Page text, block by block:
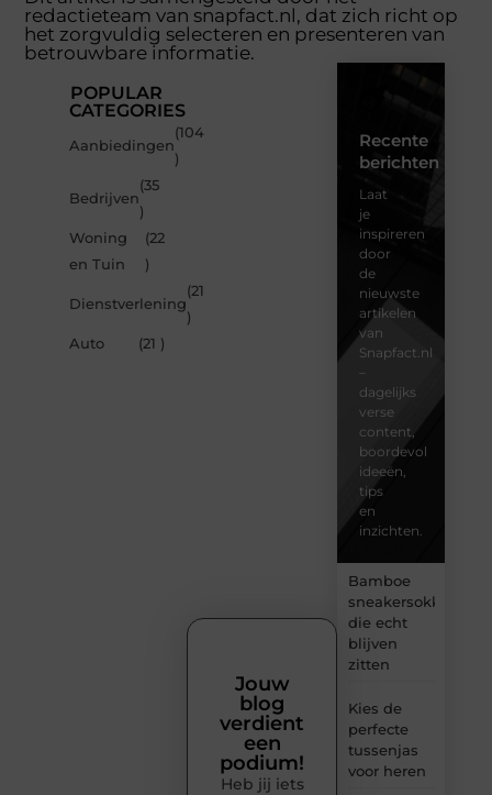
redactieteam van snapfact.nl, dat zich richt op
het zorgvuldig selecteren en presenteren van
betrouwbare informatie.
POPULAR
CATEGORIES
Aanbiedingen
(104
)
Bedrijven
(35
)
Woning
en Tuin
(22
)
Dienstverlening
(21
)
Auto
(21 )
Recente
berichten
Laat
je
inspireren
door
de
nieuwste
artikelen
van
Snapfact.nl
–
dagelijks
verse
content,
boordevol
ideeën,
tips
en
inzichten.
Bamboe
sneakersokken
die echt
blijven
zitten
Kies de
perfecte
tussenjas
voor heren
Jouw
blog
verdient
een
podium!
Heb jij iets